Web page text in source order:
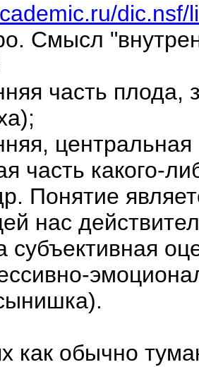
dic.nsf/
Смысл
часть плода,
часть какого-
Понятие
нас
субъективная
как обычно